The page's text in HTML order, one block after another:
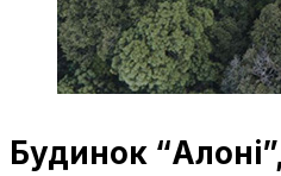
Будинок